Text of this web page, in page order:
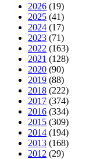
2026 (19)
2025 (41)
2024 (17)
2023 (71)
2022 (163)
2021 (128)
2020 (90)
2019 (88)
2018 (222)
2017 (374)
2016 (334)
2015 (309)
2014 (194)
2013 (168)
2012 (29)